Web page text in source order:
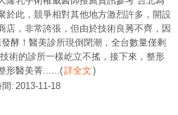
於此，競爭相對其他地方激烈許多，開設
店，非常誇張，但由於技術良莠不齊，因
酵！醫美診所現倒閉潮，全台數量僅剩
術的診所一樣屹立不搖，接下來，整形
形醫美菁......(詳全文 )
間:2013-11-18